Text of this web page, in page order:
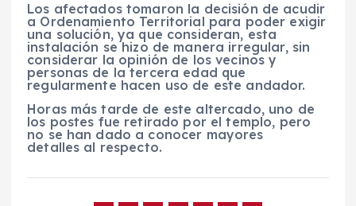
Los afectados tomaron la decisión de acudir
a Ordenamiento Territorial para poder exigir
una solución, ya que consideran, esta
instalación se hizo de manera irregular, sin
considerar la opinión de los vecinos y
personas de la tercera edad que
regularmente hacen uso de este andador.
Horas más tarde de este altercado, uno de
los postes fue retirado por el templo, pero
no se han dado a conocer mayores
detalles al respecto.